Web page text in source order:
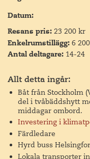
samtidskonst, Amos
2000 kvadratmeter
cyklopliknande
och flera ställen där
Arkitektbyrån JKMM
representerat
2010 och nu senast i
Sommaren 2026
samlar 50 unga
gemenskaper,
ifrågasätter normer
omgivning. Många
Datum:
Resans pris: 23 200 kr
Enkelrumstillägg: 6
Antal deltagare: 14-24
Allt detta ingår:
Båt från Stockholm
del i tvåbäddshytt
middagar ombord.
Investering i
Färdledare
Hyrd buss
Lokala transporter